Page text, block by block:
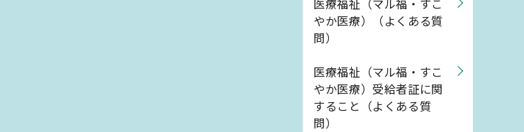
医療福祉（マル福・すこ
やか医療）（よくある質
問）
医療福祉（マル福・すこ
やか医療）受給者証に関
すること（よくある質
問）